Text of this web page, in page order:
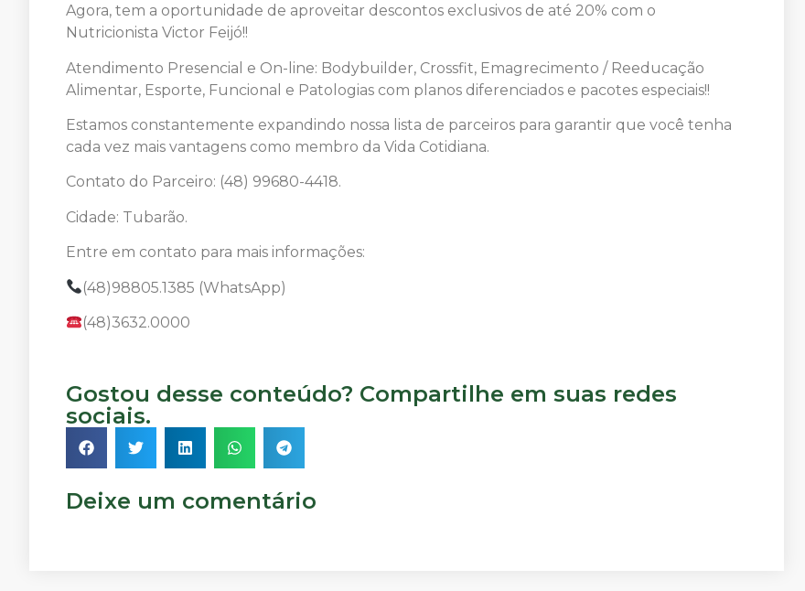
Agora, tem a oportunidade de aproveitar descontos exclusivos de até 20% com o
Nutricionista Victor Feijó!!
Atendimento Presencial e On-line: Bodybuilder, Crossfit, Emagrecimento / Reeducação
Alimentar, Esporte, Funcional e Patologias com planos diferenciados e pacotes especiais!!
Estamos constantemente expandindo nossa lista de parceiros para garantir que você tenha
cada vez mais vantagens como membro da Vida Cotidiana.
Contato do Parceiro: (48) 99680-4418.
Cidade: Tubarão.
Entre em contato para mais informações:
(48)98805.1385 (WhatsApp)
(48)3632.0000
Gostou desse conteúdo? Compartilhe em suas redes
sociais.
Deixe um comentário